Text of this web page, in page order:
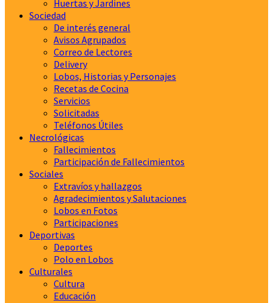
Huertas y Jardines
Sociedad
De interés general
Avisos Agrupados
Correo de Lectores
Delivery
Lobos, Historias y Personajes
Recetas de Cocina
Servicios
Solicitadas
Teléfonos Útiles
Necrológicas
Fallecimientos
Participación de Fallecimientos
Sociales
Extravíos y hallazgos
Agradecimientos y Salutaciones
Lobos en Fotos
Participaciones
Deportivas
Deportes
Polo en Lobos
Culturales
Cultura
Educación